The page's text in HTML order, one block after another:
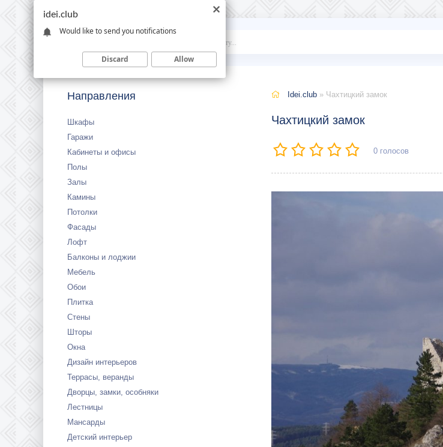
Idei
Направления
Шкафы
Гаражи
Кабинеты и офисы
Полы
Залы
Камины
Потолки
Фасады
Лофт
Балконы и лоджии
Мебель
Обои
Плитка
Стены
Шторы
Окна
Дизайн интерьеров
Террасы, веранды
Дворцы, замки, особняки
Лестницы
Мансарды
Детский интерьер
Idei.club » Чахтицкий замок
Чахтицкий замок
0 голосов
idei.club
Would like to send you notifications
Discard Allow